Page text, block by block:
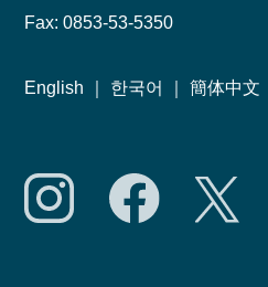
Fax: 0853-53-5350
English 한국어 ｜簡体中文